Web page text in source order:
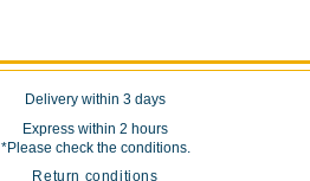
Delivery within 3 days
Express within 2 hours
*Please check the conditions.
Return conditions